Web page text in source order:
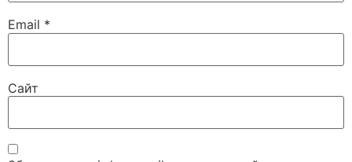
Email *
Сайт